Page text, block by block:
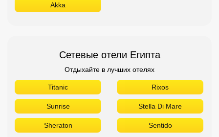
Akka
Сетевые отели Египта
Отдыхайте в лучших отелях
Titanic Rixos
Sunrise Stella Di Mare
Sheraton Sentido